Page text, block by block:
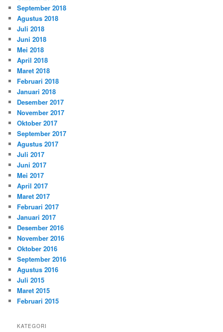
September 2018
Agustus 2018
Juli 2018
Juni 2018
Mei 2018
April 2018
Maret 2018
Februari 2018
Januari 2018
Desember 2017
November 2017
Oktober 2017
September 2017
Agustus 2017
Juli 2017
Juni 2017
Mei 2017
April 2017
Maret 2017
Februari 2017
Januari 2017
Desember 2016
November 2016
Oktober 2016
September 2016
Agustus 2016
Juli 2015
Maret 2015
Februari 2015
KATEGORI